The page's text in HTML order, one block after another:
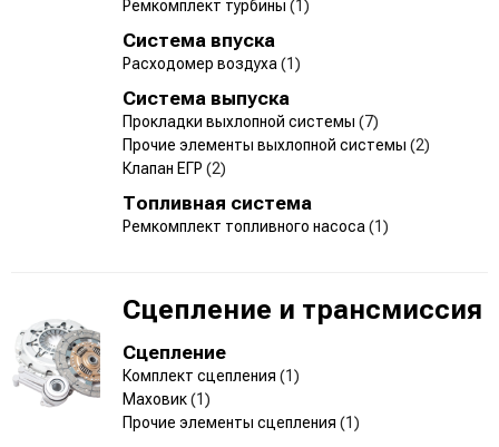
Ремкомплект турбины (1)
Система впуска
Расходомер воздуха (1)
Система выпуска
Прокладки выхлопной системы (7)
Прочие элементы выхлопной системы (2)
Клапан ЕГР (2)
Топливная система
Ремкомплект топливного насоса (1)
Сцепление и трансмиссия
Сцепление
Комплект сцепления (1)
Маховик(1)
Прочие элементы сцепления (1)